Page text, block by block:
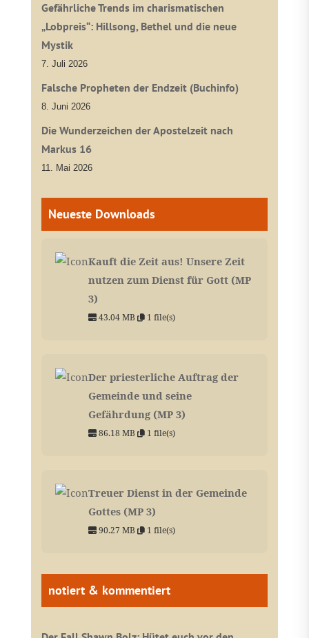
Gefährliche Trends im charismatischen
„Lobpreis“: Hillsong, Bethel und die neue
Mystik
7. Juli 2026
Falsche Propheten der Endzeit (Buchinfo)
8. Juni 2026
Die Wunderzeichen der Apostelzeit nach
Markus 16
11. Mai 2026
Neueste Downloads
Kauft die Zeit aus! Unsere Zeit
nutzen zum Dienst für Gott (MP
3)
43.04 MB 1 file(s)
Der priesterliche Auftrag der
Gemeinde und seine
Gefährdung (MP 3)
86.18 MB 1 file(s)
Treuer Dienst in der Gemeinde
Gottes (MP 3)
90.27 MB 1 file(s)
notiert & kommentiert